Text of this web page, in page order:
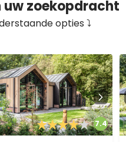
uw zoekopdracht
opties ⤵️
7.4